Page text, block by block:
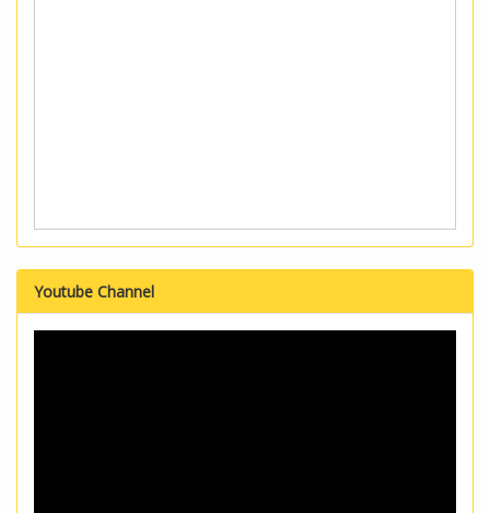
Youtube Channel